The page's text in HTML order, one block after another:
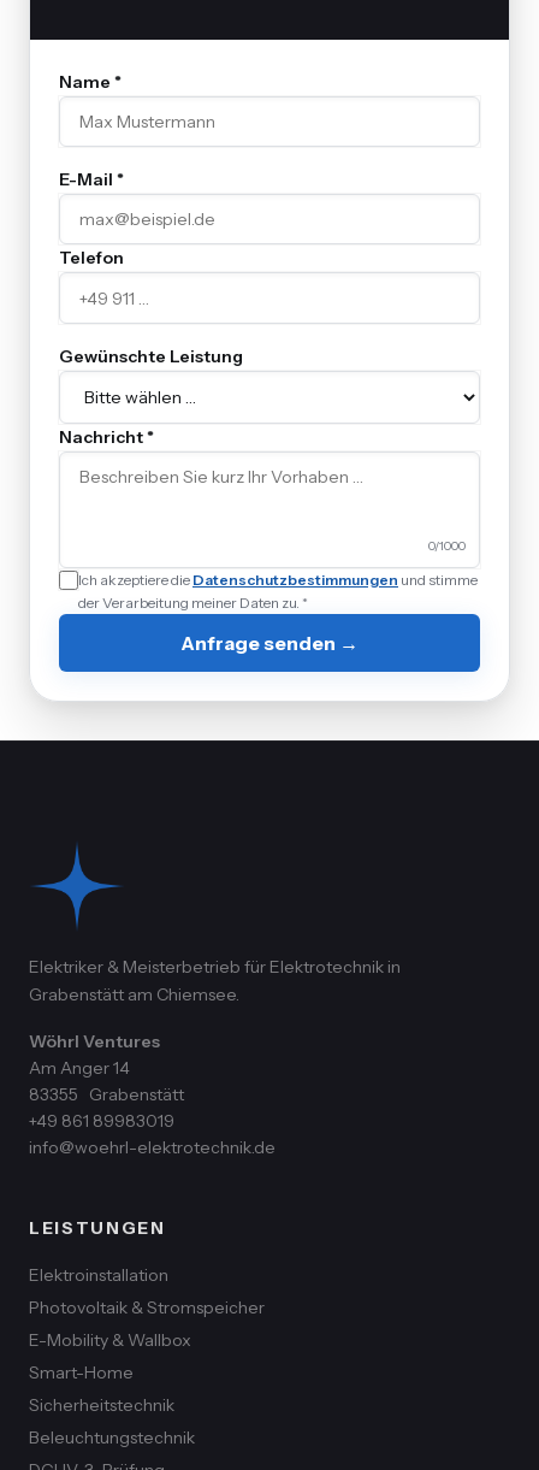
Name *
E-Mail *
Telefon
Gewünschte Leistung
Nachricht *
0/1000
Ich akzeptiere die Datenschutzbestimmungen und stimme
der Verarbeitung meiner Daten zu. *
Anfrage senden →
Elektriker & Meisterbetrieb für Elektrotechnik in
Grabenstätt am Chiemsee.
Wöhrl Ventures
Am Anger 14
83355
Grabenstätt
+49 861 89983019
info@woehrl-elektrotechnik.de
LEISTUNGEN
Elektroinstallation
Photovoltaik & Stromspeicher
E-Mobility & Wallbox
Smart-Home
Sicherheitstechnik
Beleuchtungstechnik